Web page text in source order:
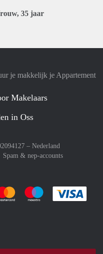
35 jaar
je makkelijk je Appartement
Makelaars
in Oss
– Nederland
Spam & nep-accounts
gemakkelijk af met Paypal
Je rekent gemakkelijk af met
Je rekent